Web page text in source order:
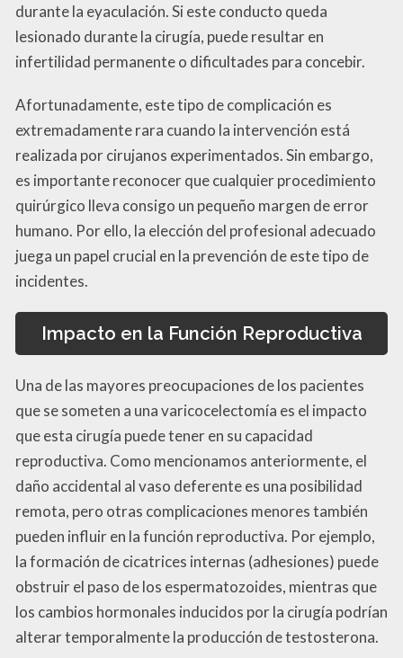
durante la eyaculación. Si este conducto queda
lesionado durante la cirugía, puede resultar en
infertilidad permanente o dificultades para concebir.
Afortunadamente, este tipo de complicación es
extremadamente rara cuando la intervención está
realizada por cirujanos experimentados. Sin embargo,
es importante reconocer que cualquier procedimiento
quirúrgico lleva consigo un pequeño margen de error
humano. Por ello, la elección del profesional adecuado
juega un papel crucial en la prevención de este tipo de
incidentes.
Impacto en la Función Reproductiva
Una de las mayores preocupaciones de los pacientes
que se someten a una varicocelectomía es el impacto
que esta cirugía puede tener en su capacidad
reproductiva. Como mencionamos anteriormente, el
daño accidental al vaso deferente es una posibilidad
remota, pero otras complicaciones menores también
pueden influir en la función reproductiva. Por ejemplo,
la formación de cicatrices internas (adhesiones) puede
obstruir el paso de los espermatozoides, mientras que
los cambios hormonales inducidos por la cirugía podrían
alterar temporalmente la producción de testosterona.